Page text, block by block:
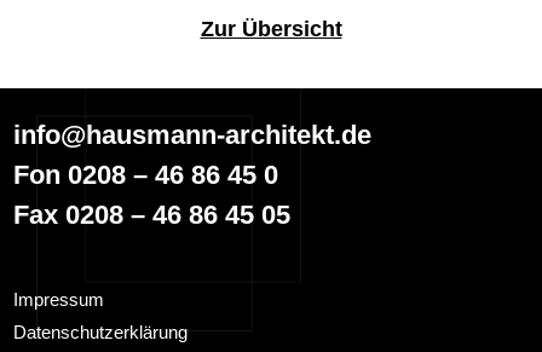
Zur Übersicht
info@hausmann-architekt.de
Fon 0208 – 46 86 45 0
Fax 0208 – 46 86 45 05
Impressum
Datenschutzerklärung